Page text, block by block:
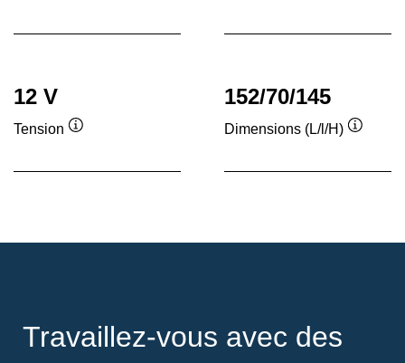
12 V
Tension
152/70/145
Dimensions (L/l/H)
Travaillez-vous avec des